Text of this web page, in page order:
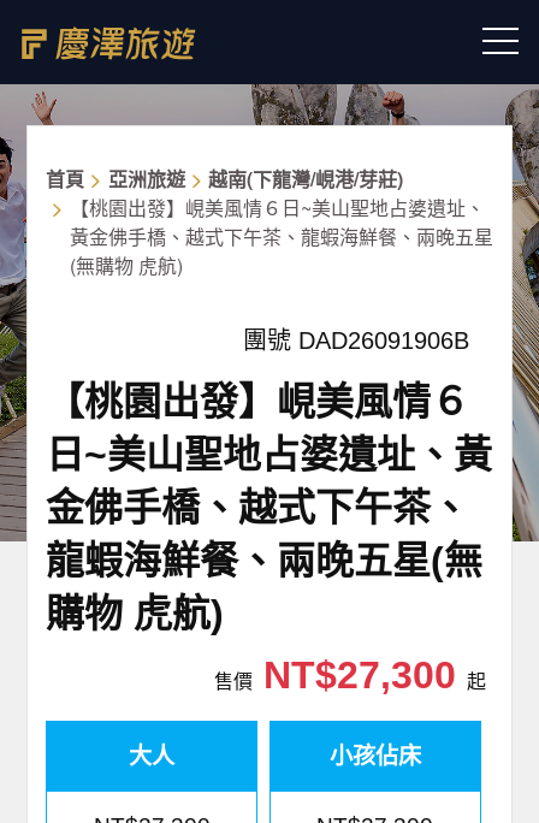
首頁 亞洲旅遊
越南(下龍灣/峴港/芽莊)
【桃園出發】峴美風情６日~美山聖地占婆遺址、
黃金佛手橋、越式下午茶、龍蝦海鮮餐、兩晚五星
(無購物 虎航)
團號 DAD26091906B
【桃園出發】峴美風情６
日~美山聖地占婆遺址、黃
金佛手橋、越式下午茶、
龍蝦海鮮餐、兩晚五星(無
購物 虎航)
售價NT$27,300 起
大人 小孩佔床